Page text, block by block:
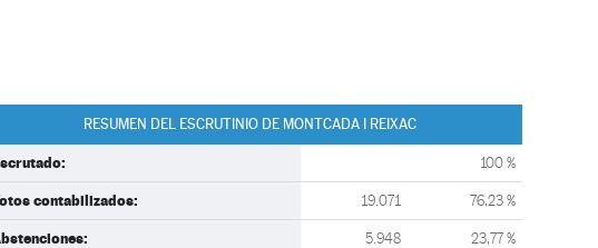
RESUMEN DEL ESCRUTINIO DE MONTCADA I REIXAC
100 %
contabilizados: 19.071 76,23 %
5.948 23,77 %